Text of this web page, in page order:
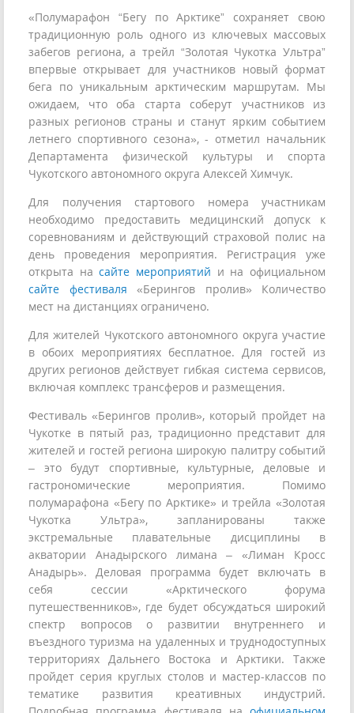
«Полумарафон “Бегу по Арктике” сохраняет свою
традиционную роль одного из ключевых массовых
забегов региона, а трейл “Золотая Чукотка Ультра”
впервые открывает для участников новый формат
бега по уникальным арктическим маршрутам. Мы
ожидаем, что оба старта соберут участников из
разных регионов страны и станут ярким событием
летнего спортивного сезона», - отметил начальник
Департамента физической культуры и спорта
Чукотского автономного округа Алексей Химчук.
Для получения стартового номера участникам
необходимо предоставить медицинский допуск к
соревнованиям и действующий страховой полис на
день проведения мероприятия. Регистрация уже
открыта насайте мероприятий и на официальном
сайте фестиваля «Берингов пролив» Количество
мест на дистанциях ограничено.
Для жителей Чукотского автономного округа участие
в обоих мероприятиях бесплатное. Для гостей из
других регионов действует гибкая система сервисов,
включая комплекс трансферов и размещения.
Фестиваль «Берингов пролив», который пройдет на
Чукотке в пятый раз, традиционно представит для
жителей и гостей региона широкую палитру событий
– это будут спортивные, культурные, деловые и
гастрономические мероприятия. Помимо
полумарафона «Бегу по Арктике» и трейла «Золотая
Чукотка Ультра», запланированы также
экстремальные плавательные дисциплины в
акватории Анадырского лимана – «Лиман Кросс
Анадырь». Деловая программа будет включать в
себя сессии «Арктического форума
путешественников», где будет обсуждаться широкий
спектр вопросов о развитии внутреннего и
въездного туризма на удаленных и труднодоступных
территориях Дальнего Востока и Арктики. Также
пройдет серия круглых столов и мастер-классов по
тематике развития креативных индустрий.